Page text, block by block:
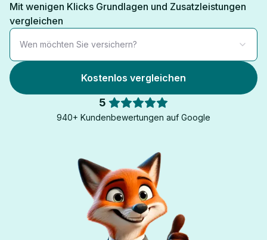
Mit wenigen Klicks Grundlagen und Zusatzleistungen
vergleichen
Wen möchten Sie versichern?
Kostenlos vergleichen
5
940+ Kundenbewertungen auf Google